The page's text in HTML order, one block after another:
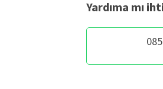
Yardıma mı